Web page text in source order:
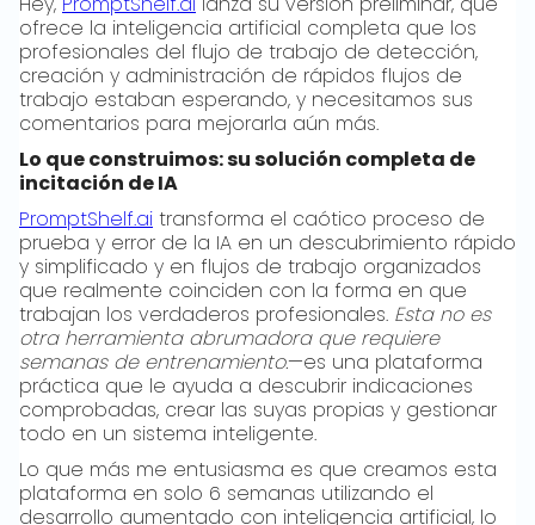
ofrece la inteligencia artificial completa que los
profesionales del flujo de trabajo de detección,
creación y administración de rápidos flujos de
trabajo estaban esperando, y necesitamos sus
comentarios para mejorarla aún más.
Lo que construimos: su solución completa de
incitación de IA
PromptShelf.ai transforma el caótico proceso de
prueba y error de la IA en un descubrimiento rápido
y simplificado y en flujos de trabajo organizados
que realmente coinciden con la forma en que
trabajan los verdaderos profesionales. Esta no es
otra herramienta abrumadora que requiere
semanas de entrenamiento.—es una plataforma
práctica que le ayuda a descubrir indicaciones
comprobadas, crear las suyas propias y gestionar
todo en un sistema inteligente.
Lo que más me entusiasma es que creamos esta
plataforma en solo 6 semanas utilizando el
desarrollo aumentado con inteligencia artificial, lo